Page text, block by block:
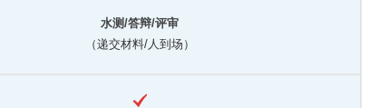
水测/答辩/评审
（递交材料/人到场）